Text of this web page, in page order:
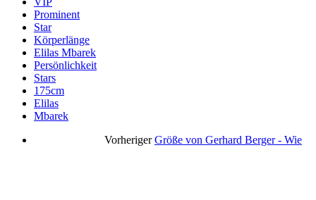
Prominent
Star
Körperlänge
Elilas Mbarek
Persönlichkeit
Stars
175cm
Elilas
Mbarek
Vorheriger Größe von Gerhard Berger - Wie